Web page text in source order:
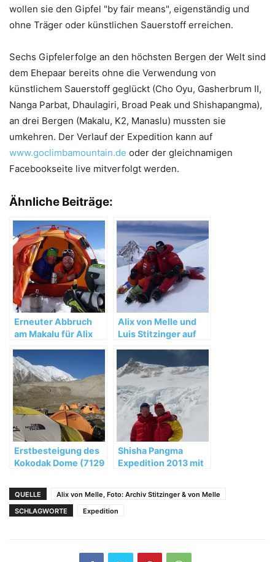
wollen sie den Gipfel "by fair means", eigenständig und
ohne Träger oder künstlichen Sauerstoff erreichen.
Sechs Gipfelerfolge an den höchsten Bergen der Welt sind
dem Ehepaar bereits ohne die Verwendung von
künstlichem Sauerstoff geglückt (Cho Oyu, Gasherbrum II,
Nanga Parbat, Dhaulagiri, Broad Peak und Shishapangma),
an drei Bergen (Makalu, K2, Manaslu) mussten sie
umkehren. Der Verlauf der Expedition kann auf
www.goclimbamountain.de oder der gleichnamigen
Facebookseite live mitverfolgt werden.
Ähnliche Beiträge:
Erneuter Abbruch
am Makalu für Alix
Stitzinger
Alix von Melle und
Luis Stitzinger auf
Manaslu
Erstbesteigung des
Kokodak Dome (7129
Shisha Pangma
Expedition 2013 mit
QUELLE
Alix von Melle, Foto: Archiv Stitzinger & von Melle
SCHLAGWORTE
Expedition